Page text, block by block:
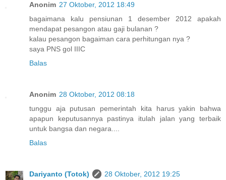
Anonim 27 Oktober, 2012 18:49
bagaimana kalu pensiunan 1 desember 2012 apakah
mendapat pesangon atau gaji bulanan ?
kalau pesangon bagaiman cara perhitungan nya ?
saya PNS gol IIIC
Balas
Anonim 28 Oktober, 2012 08:18
tunggu aja putusan pemerintah kita harus yakin bahwa
apapun keputusannya pastinya itulah jalan yang terbaik
untuk bangsa dan negara....
Balas
Dariyanto (Totok)
28 Oktober, 2012 19:25